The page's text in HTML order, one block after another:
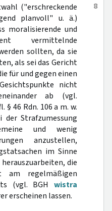
8
("erschreckende
planvoll" u. ä.)
moralisierende und
vermittelnde
sollten, da sie
als sei das Gericht
für und gegen einen
nicht
ab (vgl.
§ 46 Rdn. 106 a m. w.
Strafzumessung
und wenig
anzustellen,
im Sinne
die
am regelmäßigen
(vgl. BGH wistra
erscheinen lassen.